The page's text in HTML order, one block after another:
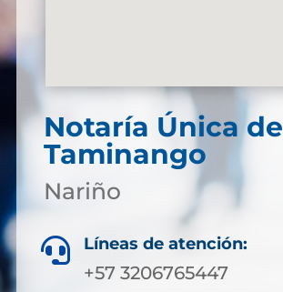
Notaría Única de
Taminango
Nariño
 Líneas de atención:
+57 3206765447